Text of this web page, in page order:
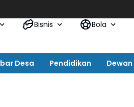
Bisnis Bola
Desa Pendidikan Dewan